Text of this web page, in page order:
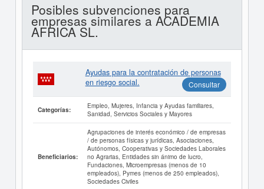
Posibles subvenciones para
empresas similares a ACADEMIA
AFRICA SL.
Ayudas para la contratación de personas
en riesgo social.
Consultar
Categorías:
Empleo, Mujeres, Infancia y Ayudas familiares,
Sanidad, Servicios Sociales y Mayores
Beneficiarios:
Agrupaciones de interés económico / de empresas
/ de personas físicas y jurídicas, Asociaciones,
Autónomos, Cooperativas y Sociedades Laborales
no Agrarias, Entidades sin ánimo de lucro,
Fundaciones, Microempresas (menos de 10
empleados), Pymes (menos de 250 empleados),
Sociedades Civiles